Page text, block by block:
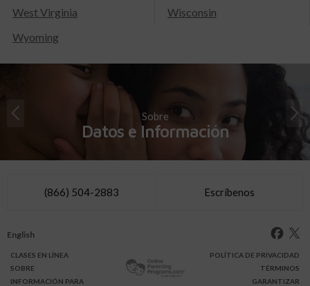
West Virginia
Wisconsin
Wyoming
Sobre
Datos e Información
(866) 504-2883 Escríbenos
English
CLASES EN LÍNEA
SOBRE
INFORMACIÓN PARA
POLÍTICA DE PRIVACIDAD
TÉRMINOS
GARANTIZAR